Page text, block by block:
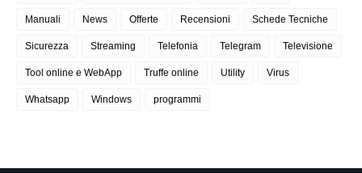
Manuali News Offerte Recensioni Schede Tecniche
Sicurezza Streaming Telefonia Telegram Televisione
Tool online e WebApp Truffe online Utility Virus
Whatsapp Windows programmi